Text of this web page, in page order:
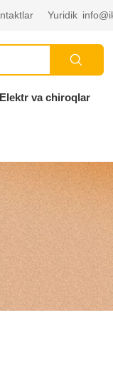
Yuridik
va chiroqlar